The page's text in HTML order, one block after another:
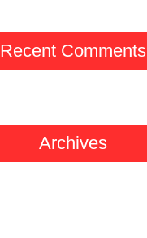
Recent Comments
Archives